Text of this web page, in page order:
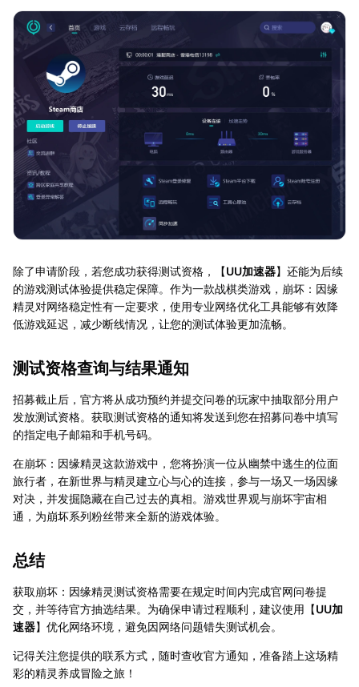
除了申请阶段，若您成功获得测试资格，【UU加速器】还能为后续
的游戏测试体验提供稳定保障。作为一款战棋类游戏，崩坏：因缘
精灵对网络稳定性有一定要求，使用专业网络优化工具能够有效降
低游戏延迟，减少断线情况，让您的测试体验更加流畅。
测试资格查询与结果通知
招募截止后，官方将从成功预约并提交问卷的玩家中抽取部分用户
发放测试资格。获取测试资格的通知将发送到您在招募问卷中填写
的指定电子邮箱和手机号码。
在崩坏：因缘精灵这款游戏中，您将扮演一位从幽禁中逃生的位面
旅行者，在新世界与精灵建立心与心的连接，参与一场又一场因缘
对决，并发掘隐藏在自己过去的真相。游戏世界观与崩坏宇宙相
通，为崩坏系列粉丝带来全新的游戏体验。
总结
获取崩坏：因缘精灵测试资格需要在规定时间内完成官网问卷提
交，并等待官方抽选结果。为确保申请过程顺利，建议使用【UU加
速器】优化网络环境，避免因网络问题错失测试机会。
记得关注您提供的联系方式，随时查收官方通知，准备踏上这场精
彩的精灵养成冒险之旅！